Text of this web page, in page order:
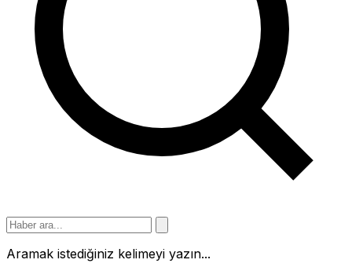
Aramak istediğiniz kelimeyi yazın...